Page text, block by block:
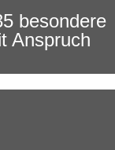
besondere
Anspruch